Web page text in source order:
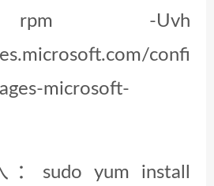
-Uvh
confi
microsoft-
sudo yum install